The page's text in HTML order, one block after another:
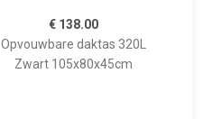
€ 138.00
Opvouwbare daktas 320L
Zwart 105x80x45cm